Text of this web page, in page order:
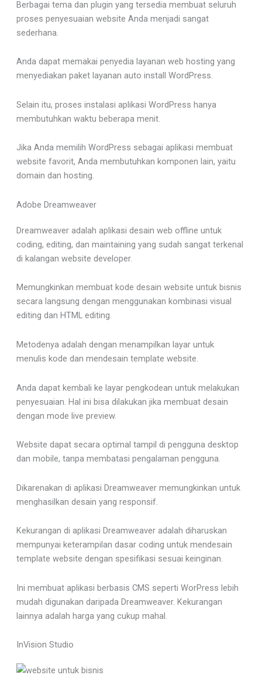
Berbagai tema dan plugin yang tersedia membuat seluruh
proses penyesuaian website Anda menjadi sangat
sederhana.
Anda dapat memakai penyedia layanan web hosting yang
menyediakan paket layanan auto install WordPress.
Selain itu, proses instalasi aplikasi WordPress hanya
membutuhkan waktu beberapa menit.
Jika Anda memilih WordPress sebagai aplikasi membuat
website favorit, Anda membutuhkan komponen lain, yaitu
domain dan hosting.
Adobe Dreamweaver
Dreamweaver adalah aplikasi desain web offline untuk
coding, editing, dan maintaining yang sudah sangat terkenal
di kalangan website developer.
Memungkinkan membuat kode desain website untuk bisnis
secara langsung dengan menggunakan kombinasi visual
editing dan HTML editing.
Metodenya adalah dengan menampilkan layar untuk
menulis kode dan mendesain template website.
Anda dapat kembali ke layar pengkodean untuk melakukan
penyesuaian. Hal ini bisa dilakukan jika membuat desain
dengan mode live preview.
Website dapat secara optimal tampil di pengguna desktop
dan mobile, tanpa membatasi pengalaman pengguna.
Dikarenakan di aplikasi Dreamweaver memungkinkan untuk
menghasilkan desain yang responsif.
Kekurangan di aplikasi Dreamweaver adalah diharuskan
mempunyai keterampilan dasar coding untuk mendesain
template website dengan spesifikasi sesuai keinginan.
Ini membuat aplikasi berbasis CMS seperti WorPress lebih
mudah digunakan daripada Dreamweaver. Kekurangan
lainnya adalah harga yang cukup mahal.
InVision Studio